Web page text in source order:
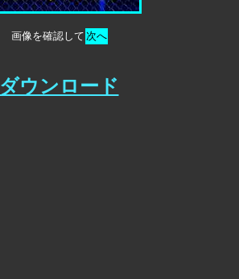
画像を確認して 次へ
ダウンロード